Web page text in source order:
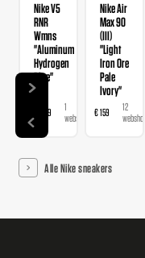
Nike V5
RNR
Wmns
"Aluminum
Hydrogen
Blue"
€ 89,99
1
webshop
Nike Air
Max 90
(III)
"Light
Iron Ore
Pale
Ivory"
€ 159
12
webshops
Alle Nike sneakers